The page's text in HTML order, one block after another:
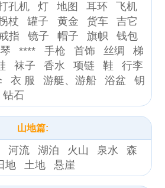
孔机 灯 地图 耳环
飞机
杖 罐子 黄金 货车
吉它
指 镜子 帽子 旗帜
钱包
**** 手枪 首饰 丝绸
梯
袜子 香水 项链 鞋
行李
衣 服 游艇、游船 浴盆
钥
钻石
山地篇:
河流 湖泊 火山 泉水
森
地 土地 悬崖